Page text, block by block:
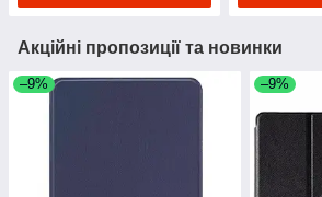
Акційні пропозиції та новинки
–9% –9%